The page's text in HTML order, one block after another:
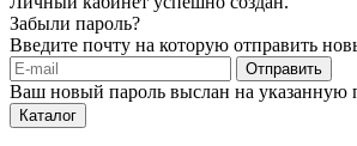
Забыли пароль?
Введите почту на которую отправить
Отправить
Ваш новый пароль выслан на указанную
Каталог